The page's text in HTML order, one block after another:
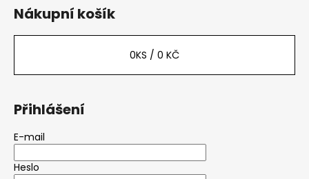
Nákupní košík
0KS / 0 KČ
Přihlášení
E-mail
Heslo